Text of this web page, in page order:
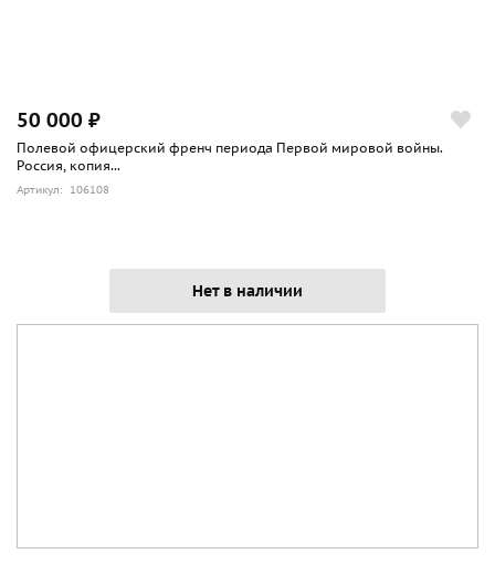
50 000 ₽
Полевой офицерский френч периода Первой мировой войны.
Россия, копия...
Артикул: 106108
Нет в наличии